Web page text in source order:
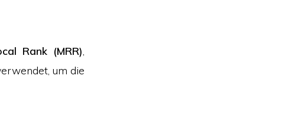
Rank (MRR)
um die